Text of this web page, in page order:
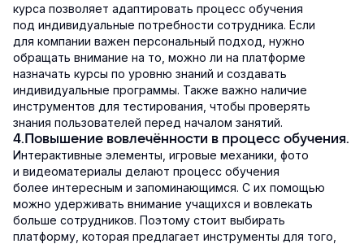
курса позволяет адаптировать процесс обучения
под индивидуальные потребности сотрудника. Если
для компании важен персональный подход, нужно
обращать внимание на то, можно ли на платформе
назначать курсы по уровню знаний и создавать
индивидуальные программы. Также важно наличие
инструментов для тестирования, чтобы проверять
знания пользователей перед началом занятий.
4.Повышение вовлечённости в процесс обучения.
Интерактивные элементы, игровые механики, фото
и видеоматериалы делают процесс обучения
более интересным и запоминающимся. С их помощью
можно удерживать внимание учащихся и вовлекать
больше сотрудников. Поэтому стоит выбирать
платформу, которая предлагает инструменты для того,